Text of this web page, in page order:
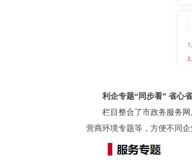
利企专题“同步看” 省心
栏目整合了市政务服务网
营商环境专题等，方便不同